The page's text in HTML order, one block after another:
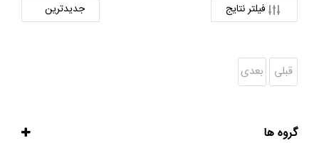
فیلتر نتایج
قبلی بعدی
گروه ها